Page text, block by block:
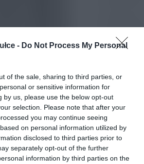
- Do Not Process My Personal
of the sale, sharing to third parties, or
or sensitive information for
by us, please use the below opt-out
selection. Please note that after your
you may continue seeing
on personal information utilized by
disclosed to third parties prior to
separately opt-out of the further
information by third parties on the